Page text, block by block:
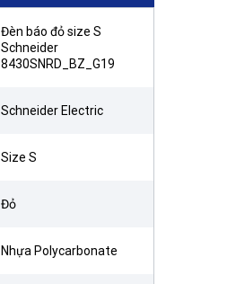
Đèn báo đỏ size S
Schneider
8430SNRD_BZ_G19
Schneider Electric
Size S
Đỏ
Nhựa Polycarbonate